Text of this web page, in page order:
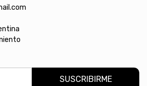
SUSCRIBIRME